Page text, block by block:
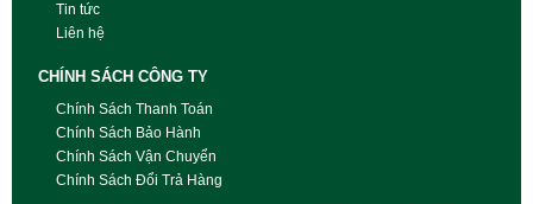
Tin tức
Liên hệ
CHÍNH SÁCH CÔNG TY
Chính Sách Thanh Toán
Chính Sách Bảo Hành
Chính Sách Vận Chuyển
Chính Sách Đổi Trả Hàng